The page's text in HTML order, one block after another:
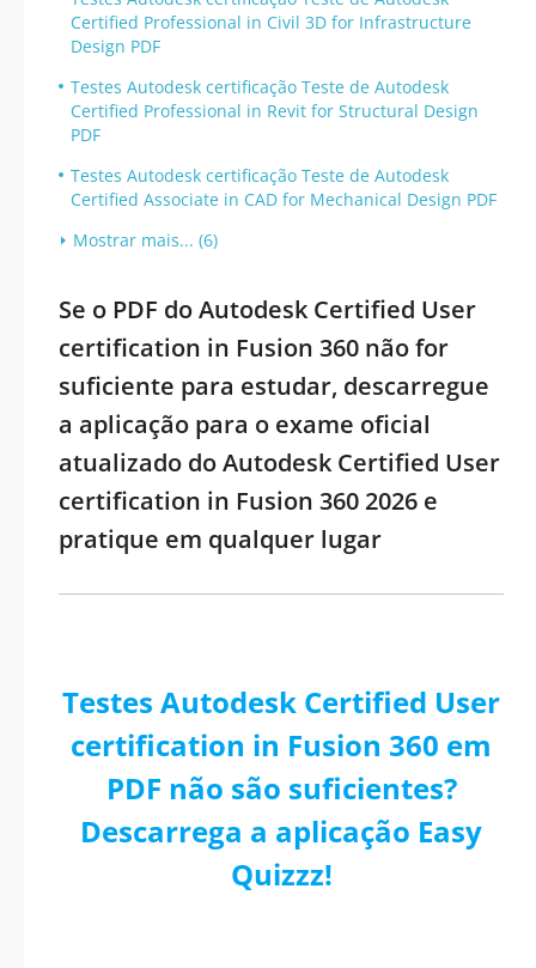
Certified Professional in Civil 3D for Infrastructure
Design PDF
Testes Autodesk certificação Teste de Autodesk
Certified Professional in Revit for Structural Design
PDF
Testes Autodesk certificação Teste de Autodesk
Certified Associate in CAD for Mechanical Design PDF
Mostrar mais... (6)
Se o PDF do Autodesk Certified User
certification in Fusion 360 não for
suficiente para estudar, descarregue
a aplicação para o exame oficial
atualizado do Autodesk Certified User
certification in Fusion 360 2026 e
pratique em qualquer lugar
Testes Autodesk Certified User
certification in Fusion 360 em
PDF não são suficientes?
Descarrega a aplicação Easy
Quizzz!